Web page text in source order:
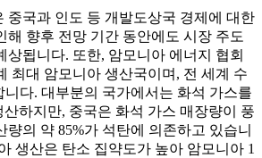
중국과 인도 등 개발도상국 경제에 대한
해 향후 전망 기간 동안에도 시장 주도
상됩니다. 또한, 암모니아 에너지 협회
최대 암모니아 생산국이며, 전 세계 수
니다. 대부분의 국가에서는 화석 가스를
하지만, 중국은 화석 가스 매장량이 풍
량의 약 85%가 석탄에 의존하고 있습니
생산은 탄소 집약도가 높아 암모니아 1